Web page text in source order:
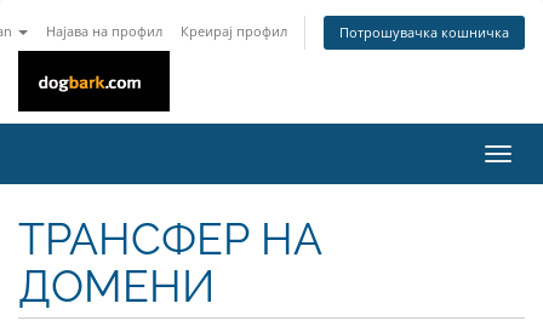
Најава на профил Креирај профил Потрошувачка кошничка
ја
ТРАНСФЕР НА
ДОМЕНИ